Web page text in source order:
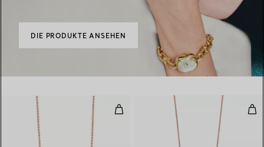
DIE PRODUKTE ANSEHEN
Anhänger in Roségold mit